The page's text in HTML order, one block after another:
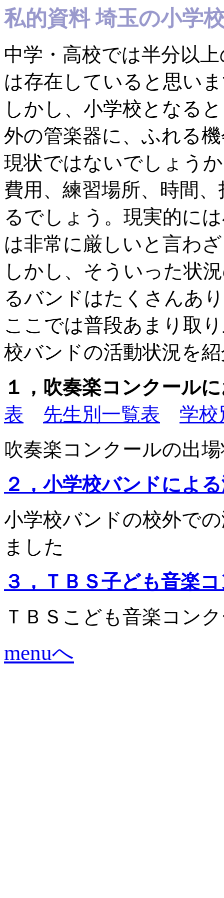
私的資料 埼玉の小
中学・高校では半分以
は存在していると思い
しかし、小学校となる
外の管楽器に、ふれる
現状ではないでしょう
費用、練習場所、時間
るでしょう。現実的に
は非常に厳しいと言わ
しかし、そういった状
るバンドはたくさんあ
ここでは普段あまり取
校バンドの活動状況を
１，吹奏楽コンクー
表
先生別一覧表
学校
吹奏楽コンクールの出
２，小学校バンドによ
小学校バンドの校外で
ました
３，ＴＢＳ子ども音楽
ＴＢＳこども音楽コン
menuへ